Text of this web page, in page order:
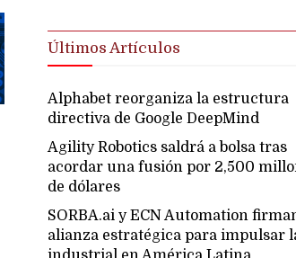
Últimos Artículos
Alphabet reorganiza la estructura
directiva de Google DeepMind
Agility Robotics saldrá a bolsa tras
acordar una fusión por 2,500
de dólares
SORBA.ai y ECN Automation
alianza estratégica para impulsar